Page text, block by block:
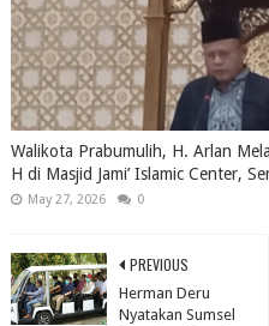
Walikota Prabumulih, H. Arlan
H di Masjid Jami’ Islamic Center,
May 27, 2026 0
PREVIOUS
Herman Deru
Nyatakan Sumsel